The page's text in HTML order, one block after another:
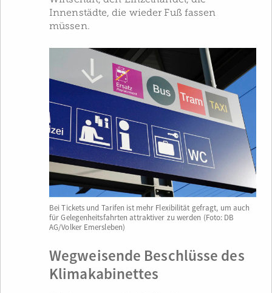
Innenstädte, die wieder Fuß fassen
müssen.
Bei Tickets und Tarifen ist mehr Flexibilität gefragt, um auch
für Gelegenheitsfahrten attraktiver zu werden (Foto: DB
AG/Volker Emersleben)
Wegweisende Beschlüsse des
Klimakabinettes